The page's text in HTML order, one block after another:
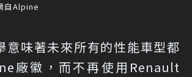
自Alpine
味著未來所有的性能車型都
廠徽，而不再使用Renault